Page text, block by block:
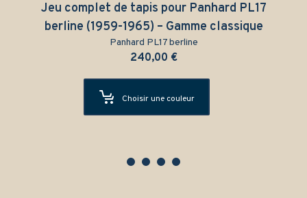
Jeu complet de tapis pour Panhard PL17
berline (1959-1965) – Gamme classique
Panhard PL17 berline
240,00 €
Choisir une couleur